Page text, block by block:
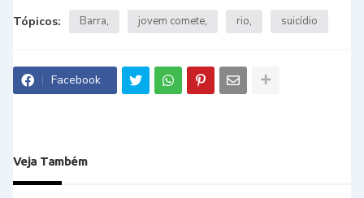
Tópicos: Barra jovem comete rio suicídio
Facebook
Veja Também